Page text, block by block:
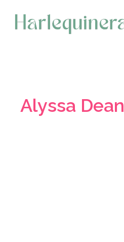
contenido
Alyssa Dean